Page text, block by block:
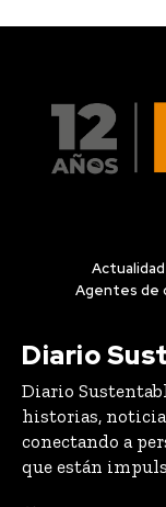
Actualidad
Agentes de
Diario
Diario
historias,
conectando a
que están